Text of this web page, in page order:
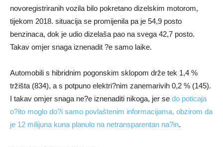
novoregistriranih vozila bilo pokretano dizelskim motorom,
tijekom 2018. situacija se promijenila pa je 54,9 posto
benzinaca, dok je udio dizelaša pao na svega 42,7 posto.
Takav omjer snaga iznenadit ?e samo laike.
Automobili s hibridnim pogonskim sklopom drže tek 1,4 %
tržišta (834), a s potpuno elektri?nim zanemarivih 0,2 % (145).
I takav omjer snaga ne?e iznenaditi nikoga, jer se do poticaja
o?ito moglo do?i samo povlaštenim informacijama, obzirom da
je 12 milijuna kuna planulo na netransparentan na?in.